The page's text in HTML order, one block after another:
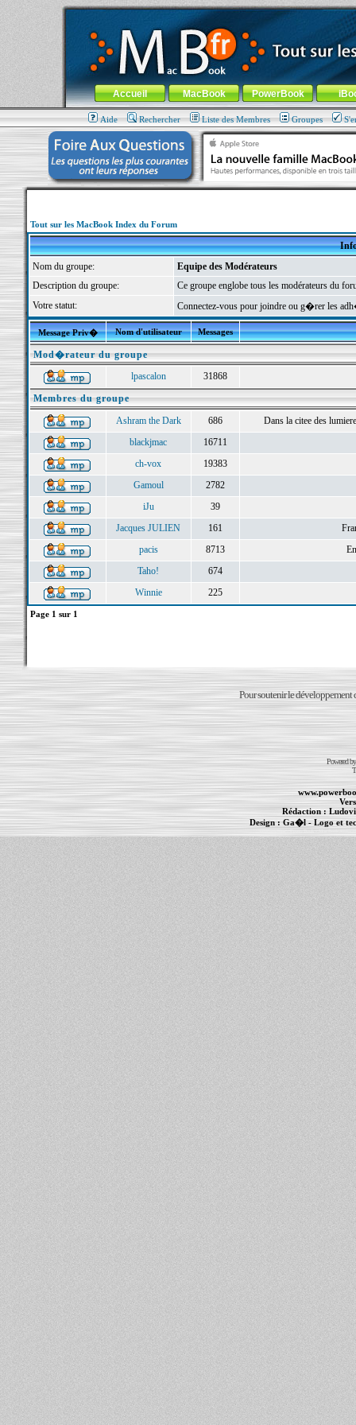
MacBook-fr.com : 100% Apple... 100% nomade !
Aller au contenu-Aller au menu général-Aller au menu de
Menu général
Accueil MacBook PowerBook
Aide Rechercher Liste des Membres Groupes
Tout sur les MacBook Index du Forum
Nom du groupe:
Equipe des Modérateurs
Description du groupe:
Ce groupe englobe tous les modérateurs du
Votre statut:
Connectez-vous pour joindre ou g�rer les
Message Priv� Nom d'utilisateur Messages
Mod�rateur du groupe
lpascalon
31868
Membres du groupe
Ashram the Dark
686
Dans la citee des
blackjmac
16711
ch-vox
19383
Gamoul
2782
iJu
39
Jacques JULIEN
161
pacis
8713
Taho!
674
Winnie
225
Page 1 sur 1
Pour soutenir le développement
Powered
Rédaction :
Design : Ga�l- Logo et